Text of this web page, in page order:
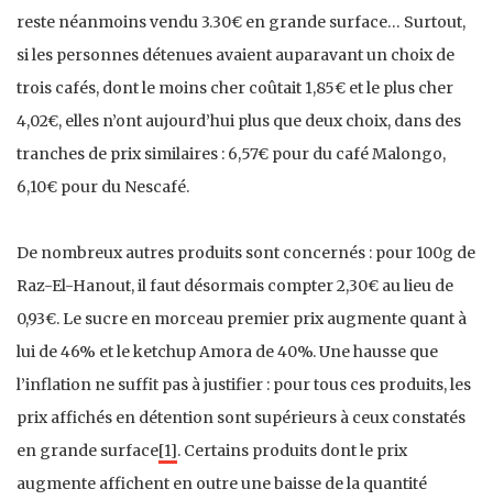
reste néanmoins vendu 3.30€ en grande surface… Surtout,
si les personnes détenues avaient auparavant un choix de
trois cafés, dont le moins cher coûtait 1,85€ et le plus cher
4,02€, elles n’ont aujourd’hui plus que deux choix, dans des
tranches de prix similaires : 6,57€ pour du café Malongo,
6,10€ pour du Nescafé.
De nombreux autres produits sont concernés : pour 100g de
Raz-El-Hanout, il faut désormais compter 2,30€ au lieu de
0,93€. Le sucre en morceau premier prix augmente quant à
lui de 46% et le ketchup Amora de 40%. Une hausse que
l’inflation ne suffit pas à justifier : pour tous ces produits, les
prix affichés en détention sont supérieurs à ceux constatés
en grande surface[1]. Certains produits dont le prix
augmente affichent en outre une baisse de la quantité